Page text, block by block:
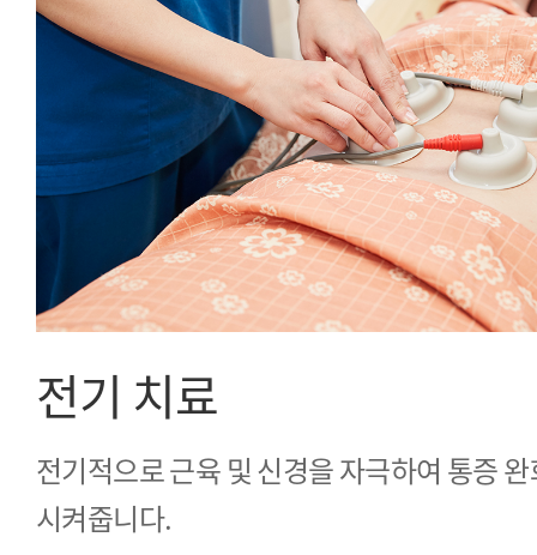
전기 치료
전기적으로 근육 및 신경을 자극하여 통증
시켜줍니다.